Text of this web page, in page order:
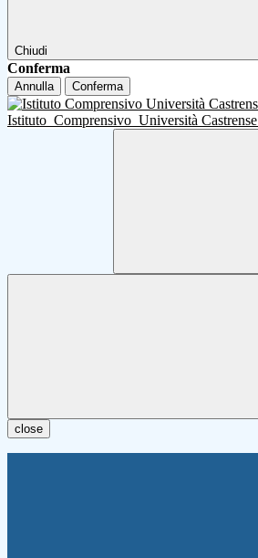
Chiudi
Conferma
Annulla Conferma
Istituto Comprensivo Università Castrense
close